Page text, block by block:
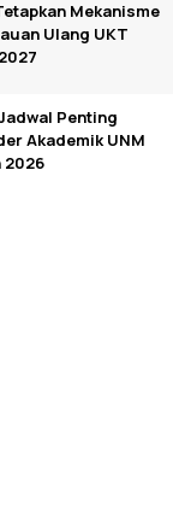
Mekanisme
Ulang UKT
Penting
Akademik UNM
2026